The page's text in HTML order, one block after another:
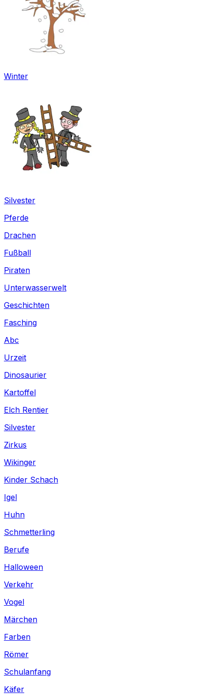
Winter
Silvester
Pferde
Drachen
Fußball
Piraten
Unterwasserwelt
Geschichten
Fasching
Abc
Urzeit
Dinosaurier
Kartoffel
Elch Rentier
Silvester
Zirkus
Wikinger
Kinder Schach
Igel
Huhn
Schmetterling
Berufe
Halloween
Verkehr
Vogel
Märchen
Farben
Römer
Schulanfang
Käfer